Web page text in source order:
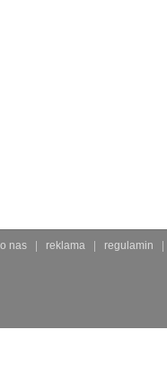
o nas reklama regulamin